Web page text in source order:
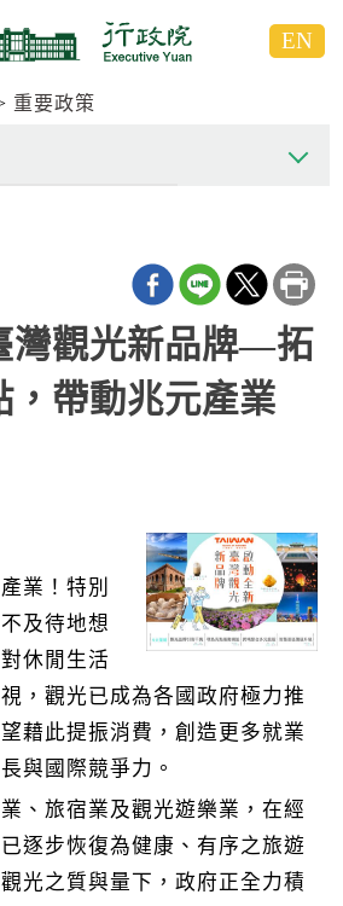
EN
重要政策
灣觀光新品牌—拓
，帶動兆元產業
業！特別
及待地想
休閒生活
，觀光已成為各國政府極力推
藉此提振消費，創造更多就業
與國際競爭力。
、旅宿業及觀光遊樂業，在經
逐步恢復為健康、有序之旅遊
光之質與量下，政府正全力積